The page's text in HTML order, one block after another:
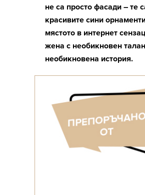
не са просто фасади – те
красивите сини
мястото в интернет
жена с необикновен
необикновена история.